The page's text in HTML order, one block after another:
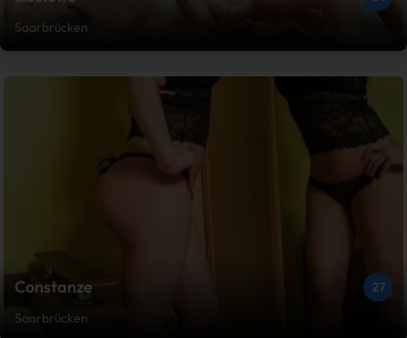
Saarbrücken
Constanze
27
Saarbrücken